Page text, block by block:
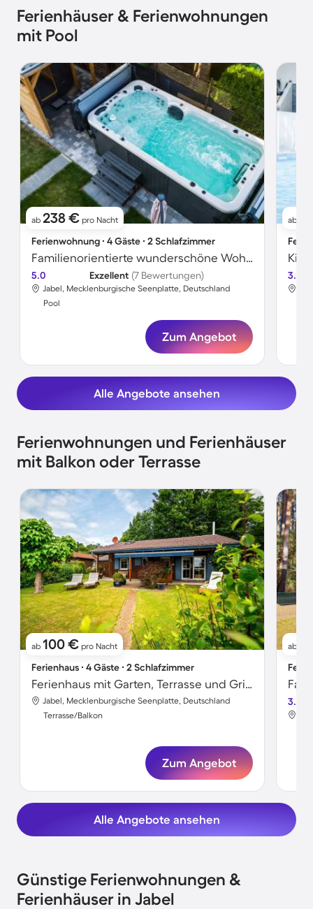
Ferienhäuser & Ferienwohnungen
mit Pool
ab 238 € pro Nacht
Ferienwohnung ∙ 4 Gäste ∙ 2 Schlafzimmer
Familienorientierte wunderschöne Wohnung mit Sauna, Garten und Whirlpool
5.0 Exzellent (7 Bewertungen)
Jabel, Mecklenburgische Seenplatte, Deutschland
Pool
Zum Angebot
ab
3.5
Alle Angebote ansehen
Ferienwohnungen und Ferienhäuser
mit Balkon oder Terrasse
ab 100 € pro Nacht
Ferienhaus ∙ 4 Gäste ∙ 2 Schlafzimmer
Ferienhaus mit Garten, Terrasse und Grill | Seeblick
Jabel, Mecklenburgische Seenplatte, Deutschland
Terrasse/Balkon
Zum Angebot
ab
3.2
Alle Angebote ansehen
Günstige Ferienwohnungen &
Ferienhäuser in Jabel